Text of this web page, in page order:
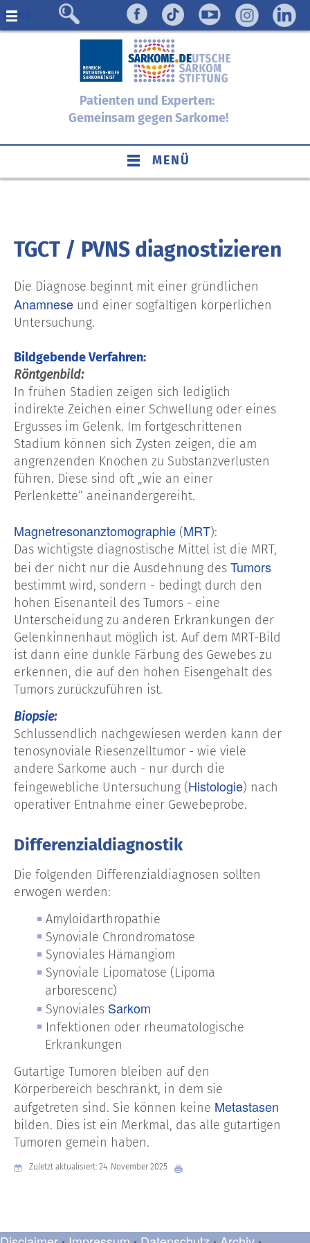
Menü
Patienten und Experten:
Gemeinsam gegen Sarkome!
MENÜ
TGCT / PVNS diagnostizieren
Die Diagnose beginnt mit einer gründlichen
Anamnese und einer sogfältigen körperlichen
Untersuchung.
Bildgebende Verfahren:
Röntgenbild:
In frühen Stadien zeigen sich lediglich
indirekte Zeichen einer Schwellung oder eines
Ergusses im Gelenk. Im fortgeschrittenen
Stadium können sich Zysten zeigen, die am
angrenzenden Knochen zu Substanzverlusten
führen. Diese sind oft „wie an einer
Perlenkette“ aneinandergereiht.
Magnetresonanztomographie (MRT):
Das wichtigste diagnostische Mittel ist die MRT,
bei der nicht nur die Ausdehnung des Tumors
bestimmt wird, sondern - bedingt durch den
hohen Eisenanteil des Tumors - eine
Unterscheidung zu anderen Erkrankungen der
Gelenkinnenhaut möglich ist. Auf dem MRT-Bild
ist dann eine dunkle Färbung des Gewebes zu
erkennen, die auf den hohen Eisengehalt des
Tumors zurückzuführen ist.
Biopsie:
Schlussendlich nachgewiesen werden kann der
tenosynoviale Riesenzelltumor - wie viele
andere Sarkome auch - nur durch die
feingewebliche Untersuchung (Histologie) nach
operativer Entnahme einer Gewebeprobe.
Differenzialdiagnostik
Die folgenden Differenzialdiagnosen sollten
erwogen werden:
Amyloidarthropathie
Synoviale Chrondromatose
Synoviales Hämangiom
Synoviale Lipomatose (Lipoma
arborescenc)
Synoviales Sarkom
Infektionen oder rheumatologische
Erkrankungen
Gutartige Tumoren bleiben auf den
Körperbereich beschränkt, in dem sie
aufgetreten sind. Sie können keine Metastasen
bilden. Dies ist ein Merkmal, das alle gutartigen
Tumoren gemein haben.
Zuletzt aktualisiert: 24. November 2025